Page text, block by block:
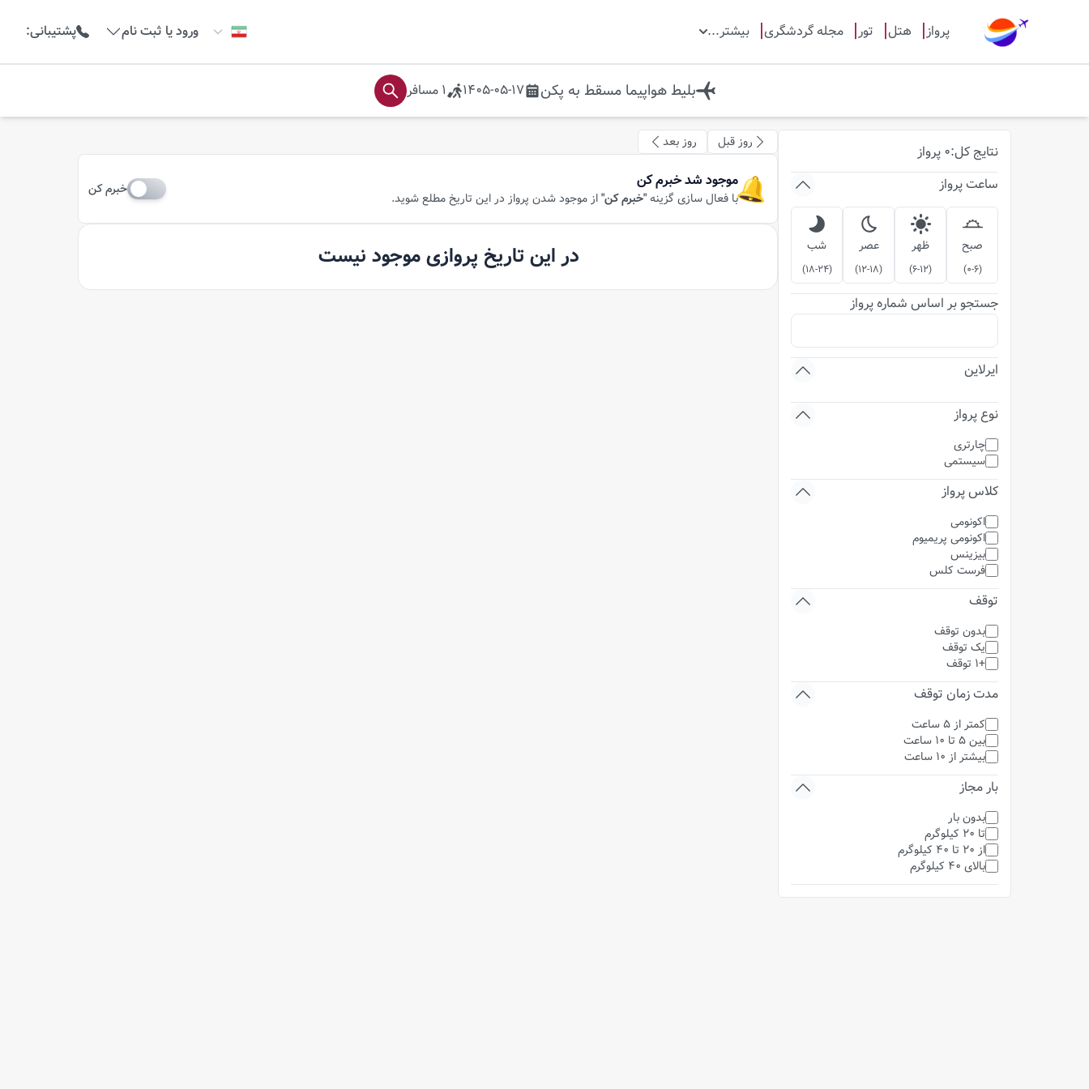
پرواز هتل تور مجله گردشگری بیشتر... ورود یا ثبت نام پشتیبانی:
بلیط هواپیما مسقط به پکن 1405-05-17
1 مسافر
نتایج کل:
0 پرواز
ساعت پرواز
صبح
(
0-6
)
ظهر
(
6-12
)
عصر
(
12-18
)
شب
(
18-24
)
جستجو بر اساس شماره پرواز
ایرلاین
نوع پرواز
چارتری
سیستمی
کلاس پرواز
اکونومی
اکونومی پریمیوم
بیزینس
فرست کلس
توقف
بدون توقف
یک توقف
+1 توقف
مدت زمان توقف
کمتر از 5 ساعت
بین 5 تا 10 ساعت
بیشتر از 10 ساعت
بار مجاز
بدون بار
تا 20 کیلوگرم
از 20 تا 40 کیلوگرم
بالای 40 کیلوگرم
روز قبل روز بعد
موجود شد خبرم کن
با فعال سازی گزینه"خبرم کن"از موجود شدن پرواز در این تاریخ مطلع شوید.
خبرم کن
در این تاریخ پروازی موجود نیست